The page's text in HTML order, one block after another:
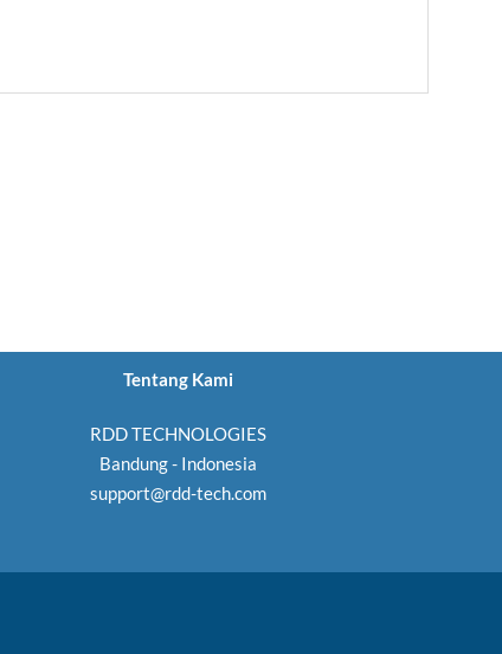
Tentang Kami
RDD TECHNOLOGIES
Bandung - Indonesia
support@rdd-tech.com